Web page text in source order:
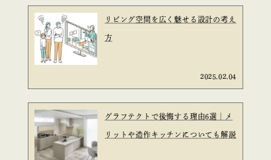
リビング空間を広く魅せる設計の考え
方
2025.02.04
グラフテクトで後悔する理由6選｜メ
リットや造作キッチンについても解説